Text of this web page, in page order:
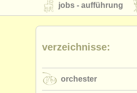
jobs - aufführung
instrumentenverkauf
verzeichnisse:
musicalchairs:
verzeichnisse:
orchester